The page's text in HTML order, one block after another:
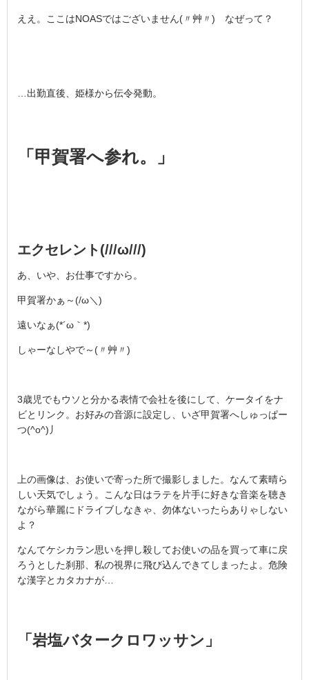
ええ。ここはNOASではございません(〃艸〃) なぜって？
…出勤直後、姫様から伝令発動。
「甲賀署へ参れ。」
エクセレント(///ω///)
あ、いや、お仕事ですから。
甲賀署かぁ～(/ω＼)
遠いなぁ(*´ω｀*)
しゃーなしやで～(〃艸〃)
3歳児でもウソと分かる表情で会社を後にして、ケータイをナ
ビとリンク。お好みの音源に設定し、いざ甲賀署へしゅっぱー
つ(^o^)丿
上の画像は、お使いで寄った所で撮影しました。なんて素晴ら
しい天気でしょう。こんな日はラテを片手に好きな音楽を聴き
ながら華麗にドライブしなきゃ、勿体ないったらありゃしない
よ？
なんてケシカラン思いを押し殺してお使いの品を買って車に戻
ろうとした刹那、私の視界に飛び込んできてしまったよ。危険
な漢字とカタカナが…
「岩塩バタークロワッサン」